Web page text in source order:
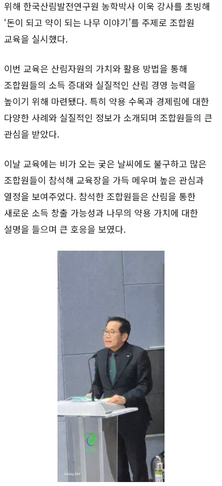
위해 한국산림발전연구원 농학박사 이욱 강사를 초빙해
‘돈이 되고 약이 되는 나무 이야기’를 주제로 조합원
교육을 실시했다.
이번 교육은 산림자원의 가치와 활용 방법을 통해
조합원들의 소득 증대와 실질적인 산림 경영 능력을
높이기 위해 마련됐다. 특히 약용 수목과 경제림에 대한
다양한 사례와 실질적인 정보가 소개되며 조합원들의 큰
관심을 받았다.
이날 교육에는 비가 오는 궂은 날씨에도 불구하고 많은
조합원들이 참석해 교육장을 가득 메우며 높은 관심과
열정을 보여주었다. 참석한 조합원들은 산림을 통한
새로운 소득 창출 가능성과 나무의 약용 가치에 대한
설명을 들으며 큰 호응을 보였다.